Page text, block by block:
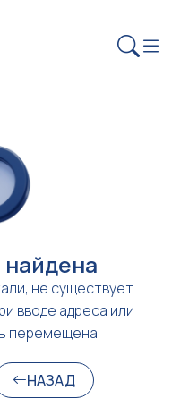
не существует.
вводе адреса или
перемещена
НАЗАД